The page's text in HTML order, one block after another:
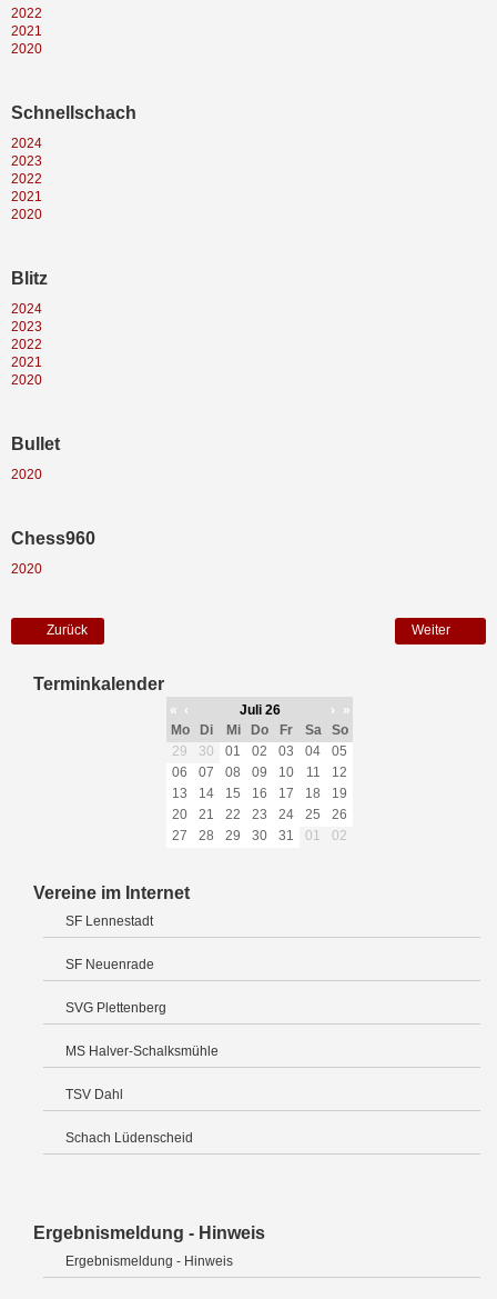
2022
2021
2020
Schnellschach
2024
2023
2022
2021
2020
Blitz
2024
2023
2022
2021
2020
Bullet
2020
Chess960
2020
Zurück Weiter
Terminkalender
« ‹ Juli 26 ›
»
Mo
Di Mi Do Fr Sa
So
29
30 01 02 03 04
05
06
07 08 09 10 11
12
13
14 15 16 17 18
19
20
21 22 23 24 25
26
27
28 29 30 31 01 02
Vereine im Internet
SF Lennestadt
SF Neuenrade
SVG Plettenberg
MS Halver-Schalksmühle
TSV Dahl
Schach Lüdenscheid
Ergebnismeldung - Hinweis
Ergebnismeldung - Hinweis